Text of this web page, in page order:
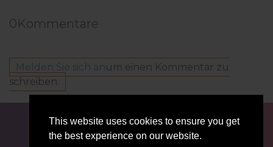
This website uses cookies to ensure you get
the best experience on our website.
0Kommentare
Melden Sie sich anum einen Kommentar zu
schreiben.
Benutzer können bestimmte Rechte in
Bezug auf ihre vom Inhaber
verarbeiteten Daten verwenden.
Benutzer haben insbesondere das Recht:
Sie können Ihre Einwilligung jederzeit